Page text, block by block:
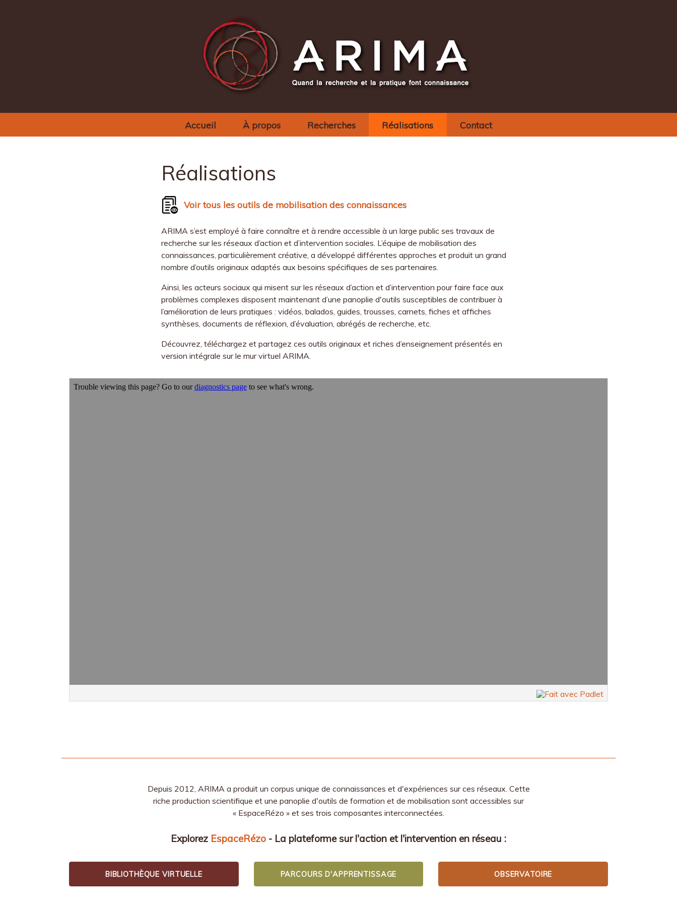
Accueil À propos Recherches Réalisations Contact
Réalisations
Voir tous les outils de mobilisation des connaissances
ARIMA s’est employé à faire connaître et à rendre accessible à un large public ses travaux de
recherche sur les réseaux d’action et d’intervention sociales. L’équipe de mobilisation des
connaissances, particulièrement créative, a développé différentes approches et produit un grand
nombre d’outils originaux adaptés aux besoins spécifiques de ses partenaires.
Ainsi, les acteurs sociaux qui misent sur les réseaux d’action et d’intervention pour faire face aux
problèmes complexes disposent maintenant d’une panoplie d'outils susceptibles de contribuer à
l’amélioration de leurs pratiques : vidéos, balados, guides, trousses, carnets, fiches et affiches
synthèses, documents de réflexion, d’évaluation, abrégés de recherche, etc.
Découvrez, téléchargez et partagez ces outils originaux et riches d’enseignement présentés en
version intégrale sur le mur virtuel ARIMA.
Depuis 2012, ARIMA a produit un corpus unique de connaissances et d'expériences sur ces réseaux. Cette
riche production scientifique et une panoplie d'outils de formation et de mobilisation sont accessibles sur
« EspaceRézo » et ses trois composantes interconnectées.
Explorez EspaceRézo - La plateforme sur l'action et l'intervention en réseau :
BIBLIOTHÈQUE VIRTUELLE PARCOURS D'APPRENTISSAGE OBSERVATOIRE